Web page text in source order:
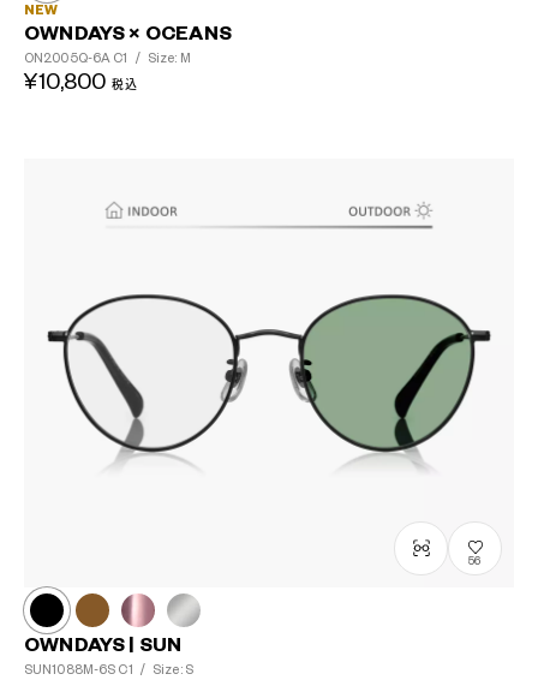
NEW
OWNDAYS × OCEANS
ON2005Q-6A C1 / Size: M
¥10,800 税込
56
OWNDAYS | SUN
SUN1088M-6S C1 / Size: S